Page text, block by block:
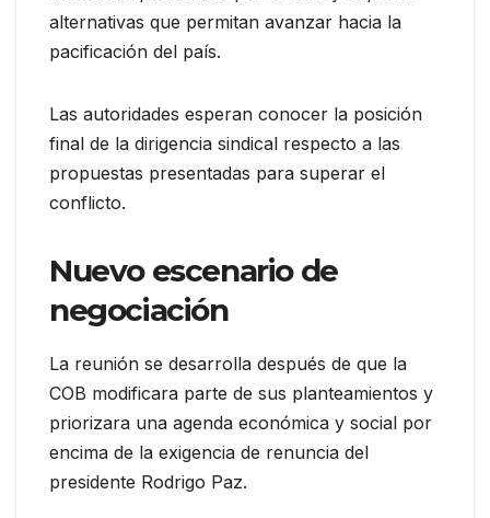
alternativas que permitan avanzar hacia la
pacificación del país.
Las autoridades esperan conocer la posición
final de la dirigencia sindical respecto a las
propuestas presentadas para superar el
conflicto.
Nuevo escenario de
negociación
La reunión se desarrolla después de que la
COB modificara parte de sus planteamientos y
priorizara una agenda económica y social por
encima de la exigencia de renuncia del
presidente Rodrigo Paz.